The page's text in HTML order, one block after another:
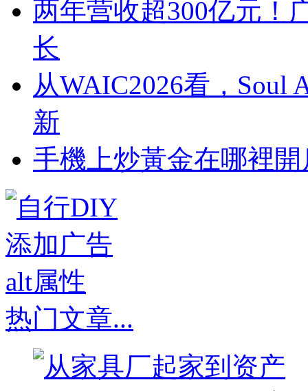
两年营收超300亿元！
长
从WAIC2026看，Soul
新
手機上炒黃金在哪裡
热门文章...